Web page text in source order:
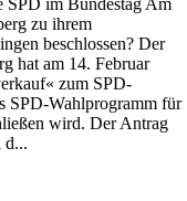
zu ihrem
beschlossen? Der
hat am 14. Februar
zum SPD-
SPD-Wahlprogramm für
wird. Der Antrag
d...